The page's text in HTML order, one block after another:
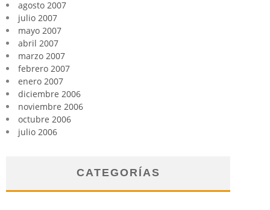
agosto 2007
julio 2007
mayo 2007
abril 2007
marzo 2007
febrero 2007
enero 2007
diciembre 2006
noviembre 2006
octubre 2006
julio 2006
CATEGORÍAS